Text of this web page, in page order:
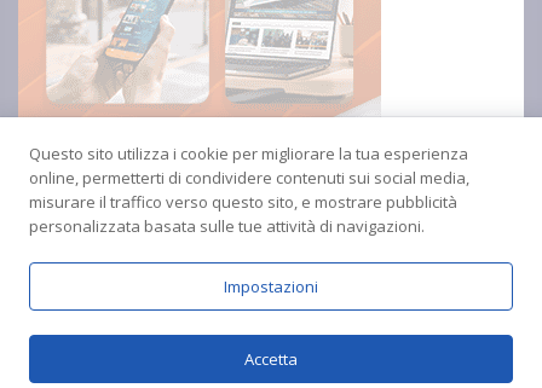
Questo sito utilizza i cookie per migliorare la tua esperienza
online, permetterti di condividere contenuti sui social media,
misurare il traffico verso questo sito, e mostrare pubblicità
personalizzata basata sulle tue attività di navigazioni.
Impostazioni
Accetta